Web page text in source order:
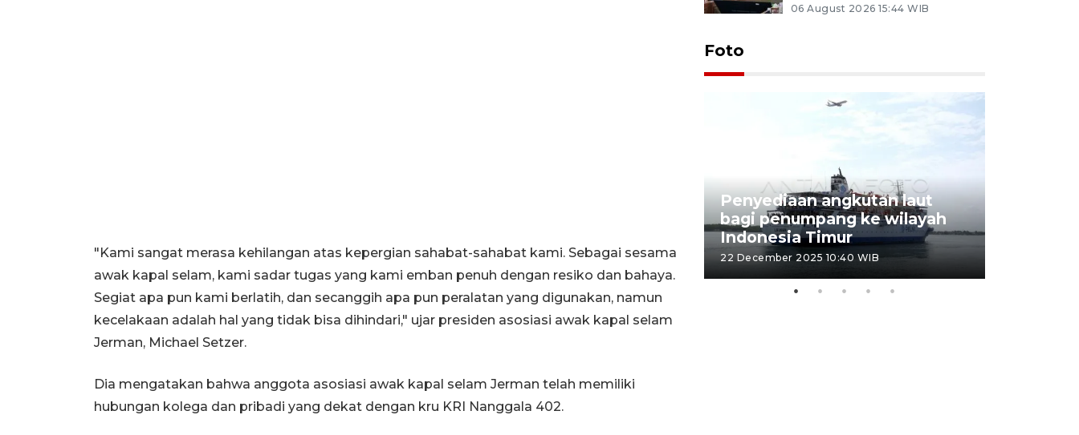
"Kami sangat merasa kehilangan atas kepergian sahabat-sahabat kami. Sebagai sesama
awak kapal selam, kami sadar tugas yang kami emban penuh dengan resiko dan bahaya.
Segiat apa pun kami berlatih, dan secanggih apa pun peralatan yang digunakan, namun
kecelakaan adalah hal yang tidak bisa dihindari," ujar presiden asosiasi awak kapal selam
Jerman, Michael Setzer.
Dia mengatakan bahwa anggota asosiasi awak kapal selam Jerman telah memiliki
hubungan kolega dan pribadi yang dekat dengan kru KRI Nanggala 402.
06 August 2026 15:44 WIB
Foto
14 September 2025 9:27 WIB
Penyediaan angkutan laut
bagi penumpang ke wilayah
Indonesia Timur
22 December 2025 10:40 WIB